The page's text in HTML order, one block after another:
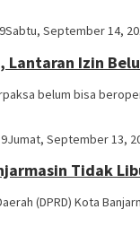
Sabtu, September 14,
Lantaran Izin
belum bisa
Jumat, September 13,
Tidak
(DPRD) Kota